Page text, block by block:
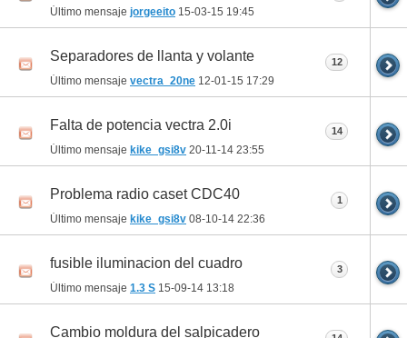
Último mensaje jorgeeito 15-03-15 19:45
Separadores de llanta y volante
Último mensaje vectra_20ne 12-01-15 17:29
12
Falta de potencia vectra 2.0i
Último mensaje kike_gsi8v 20-11-14 23:55
14
Problema radio caset CDC40
Último mensaje kike_gsi8v 08-10-14 22:36
1
fusible iluminacion del cuadro
Último mensaje 1.3 S 15-09-14 13:18
3
Cambio moldura del salpicadero